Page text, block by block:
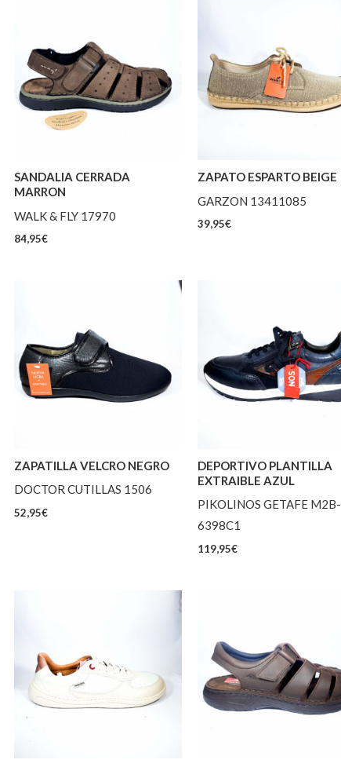
SANDALIA CERRADA
MARRON
WALK & FLY 17970
84,95€
ZAPATO ESPARTO BEIGE
GARZON 13411085
39,95€
ZAPATILLA VELCRO NEGRO
DOCTOR CUTILLAS 1506
52,95€
DEPORTIVO PLANTILLA
EXTRAIBLE AZUL
PIKOLINOS GETAFE M2B-
6398C1
119,95€